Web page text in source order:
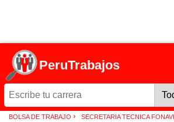
PeruTrabajos
BOLSA DE TRABAJO › SECRETARIA TECNICA FONAVI